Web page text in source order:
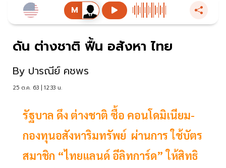
ดัน ต่างชาติ ฟื้น อสังหา ไทย
By ปารณีย์ คชพร
25 ต.ค. 63 | 12:33 น.
รัฐบาล ดึง ต่างชาติ ซื้อ คอนโดมิเนียม-
กองทุนอสังหาริมทรัพย์ ผ่านการ ใช้บัตร
สมาชิก “ไทยแลนด์ อีลิทการ์ด” ให้สิทธิ